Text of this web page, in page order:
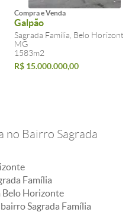
Compra e Venda
Galpão
Sagrada Família, Belo Horizonte,
MG
1583m2
R$ 15.000.000,00
no Bairro Sagrada
Família
Belo Horizonte
Sagrada Família